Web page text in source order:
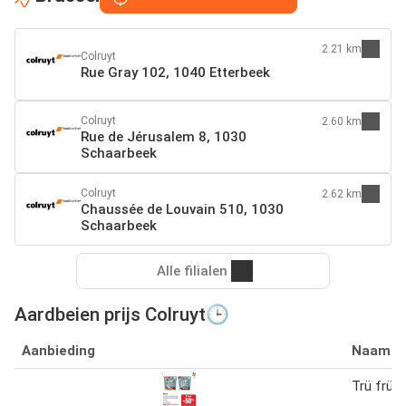
Colruyt
Rue Gray 102, 1040 Etterbeek
2.21 km
Colruyt
Rue de Jérusalem 8, 1030
Schaarbeek
2.60 km
Colruyt
Chaussée de Louvain 510, 1030
Schaarbeek
2.62 km
Alle filialen
Aardbeien prijs Colruyt🕒
Aanbieding Naam
Trü frü